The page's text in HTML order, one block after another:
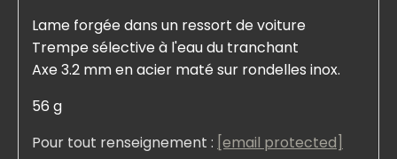
Lame forgée dans un ressort de voiture
Trempe sélective à l'eau du tranchant
Axe 3.2 mm en acier maté sur rondelles inox.
56 g
Pour tout renseignement : [email protected]